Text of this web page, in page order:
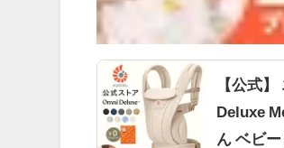
【公式
Deluxe
ん ベビ